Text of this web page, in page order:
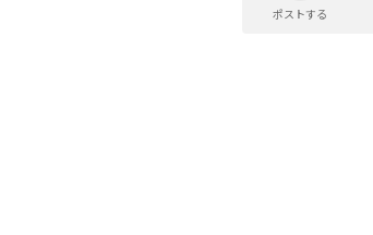
ポストする